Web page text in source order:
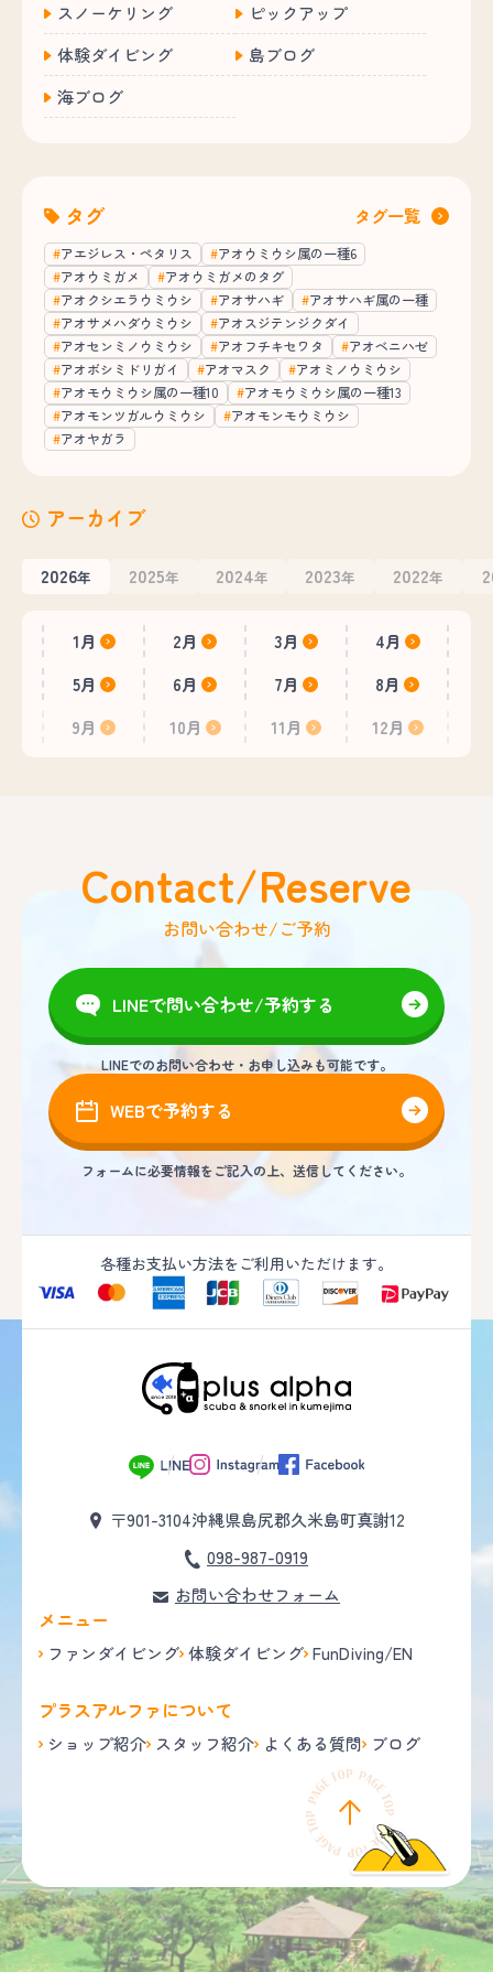
スノーケリング
ピックアップ
体験ダイビング
島ブログ
海ブログ
タグ タグ一覧
アエジレス・ペタリス
アオウミウシ属の一種6
アオウミガメ
アオウミガメのタグ
アオクシエラウミウシ
アオサハギ
アオサハギ属の一種
アオサメハダウミウシ
アオスジテンジクダイ
アオセンミノウミウシ
アオフチキセワタ
アオベニハゼ
アオボシミドリガイ
アオマスク
アオミノウミウシ
アオモウミウシ属の一種10
アオモウミウシ属の一種13
アオモンツガルウミウシ
アオモンモウミウシ
アオヤガラ
アーカイブ
2026年 2025年 2024年 2023年 2022年
1月 2月 3月
4月
5月
6月 7月
8月
9月
10月 11月 12月
Contact/Reserve
お問い合わせ/ご予約
LINEで問い合わせ/予約する
LINEでのお問い合わせ・お申し込みも可能です。
WEBで予約する
フォームに必要情報をご記入の上、送信してください。
各種お支払い方法をご利用いただけます。
〒901-3104沖縄県島尻郡久米島町真謝12
098-987-0919
お問い合わせフォーム
メニュー
ファンダイビング 体験ダイビング FunDiving/EN
プラスアルファについて
ショップ紹介 スタッフ紹介 よくある質問 ブログ